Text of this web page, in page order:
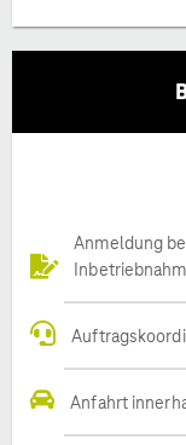
Anmeldung
Anfahrt